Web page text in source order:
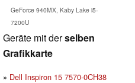
GeForce 940MX, Kaby Lake i5-
7200U
Geräte mit derselben
Grafikkarte
Dell Inspiron 15 7570-0CH38